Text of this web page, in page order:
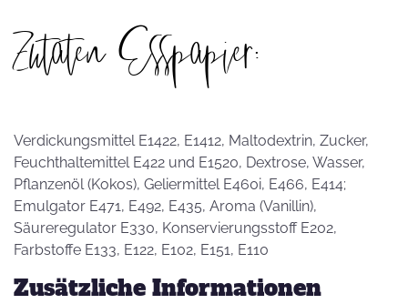
Zutaten Esspapier:
Verdickungsmittel E1422, E1412, Maltodextrin, Zucker,
Feuchthaltemittel E422 und E1520, Dextrose, Wasser,
Pflanzenöl (Kokos), Geliermittel E460i, E466, E414;
Emulgator E471, E492, E435, Aroma (Vanillin),
Säureregulator E330, Konservierungsstoff E202,
Farbstoffe E133, E122, E102, E151, E110
Zusätzliche Informationen